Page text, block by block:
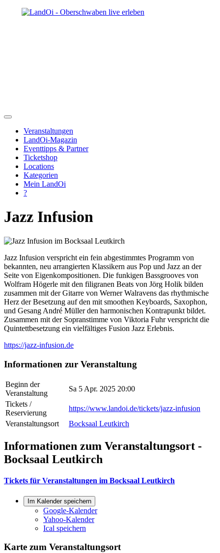
Veranstaltungen
LandOi-Magazin
Eventtipps & Partner
Ticketshop
Locations
Kategorien
Mein LandOi
?
Jazz Infusion
Jazz Infusion verspricht ein fein abgestimmtes Programm von
bekannten, neu arrangierten Klassikern aus Pop und Jazz an der
Seite von Eigenkompositionen. Die funkigen Bassgrooves von
Wolfram Högerle mit den filigranen Beats von Jörg Holik bilden
zusammen mit der Gitarre von Werner Walravens das rhythmische
Herz der Besetzung auf den mit smoothen Keyboards, Saxophon,
und Gesang André Müller den harmonischen Kontrapunkt bildet.
Zusammen mit der Sopranstimme von Viktoria Fuhr verspricht die
Quintettbesetzung ein vielfältiges Fusion Jazz Erlebnis.
https://jazz-infusion.de
Informationen zur Veranstaltung
Beginn der
Veranstaltung
Sa 5 Apr. 2025 20:00
Tickets /
Reservierung
https://www.landoi.de/tickets/jazz-infusion
Veranstaltungsort
Bocksaal Leutkirch
Informationen zum Veranstaltungsort -
Bocksaal Leutkirch
Tickets für Veranstaltungen im Bocksaal Leutkirch
Im Kalender speichern
Google-Kalender
Yahoo-Kalender
Ical speichern
Karte zum Veranstaltungsort